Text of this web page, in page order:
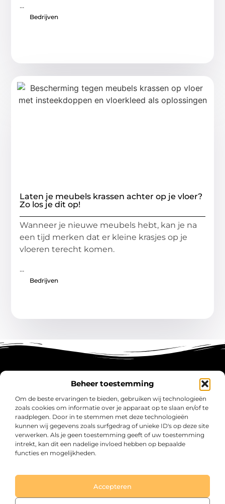
Beheer toestemming
Om de beste ervaringen te bieden, gebruiken wij technologieën
zoals cookies om informatie over je apparaat op te slaan en/of te
raadplegen. Door in te stemmen met deze technologieën
kunnen wij gegevens zoals surfgedrag of unieke ID's op deze site
verwerken. Als je geen toestemming geeft of uw toestemming
intrekt, kan dit een nadelige invloed hebben op bepaalde
functies en mogelijkheden.
Accepteren
...
Bedrijven
Laten je meubels krassen achter op je vloer?
Zo los je dit op!
Wanneer je nieuwe meubels hebt, kan je na
een tijd merken dat er kleine krasjes op je
vloeren terecht komen.
...
Bedrijven
intaro.nl – Jouw verzameling van inspirerende
Ontdek blogs en artikelen over alles wat het dagelijks leven boeiend
maakt.
@2025 All Right Reserved. Design by www.intaro.nl.